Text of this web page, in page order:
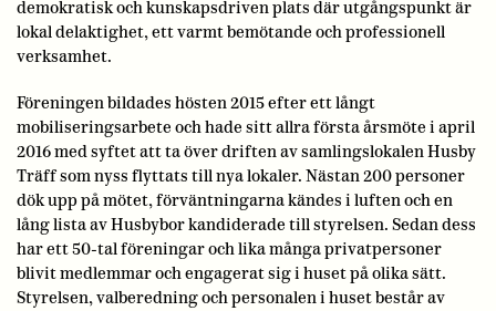
demokratisk och kunskapsdriven plats där utgångspunkt är
lokal delaktighet, ett varmt bemötande och professionell
verksamhet.
Föreningen bildades hösten 2015 efter ett långt
mobiliseringsarbete och hade sitt allra första årsmöte i april
2016 med syftet att ta över driften av samlingslokalen Husby
Träff som nyss flyttats till nya lokaler. Nästan 200 personer
dök upp på mötet, förväntningarna kändes i luften och en
lång lista av Husbybor kandiderade till styrelsen. Sedan dess
har ett 50-tal föreningar och lika många privatpersoner
blivit medlemmar och engagerat sig i huset på olika sätt.
Styrelsen, valberedning och personalen i huset består av